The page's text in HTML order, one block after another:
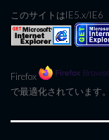
このサイトはIE5.x/IE6
Firefox
で最適化されています。